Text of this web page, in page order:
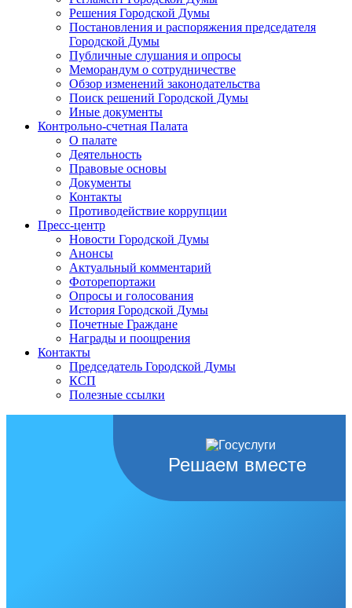
Решения Городской Думы
Постановления и распоряжения председателя
Городской Думы
Публичные слушания и опросы
Меморандум о сотрудничестве
Обзор изменений законодательства
Поиск решений Городской Думы
Иные документы
Контрольно-счетная Палата
О палате
Деятельность
Правовые основы
Документы
Контакты
Противодействие коррупции
Пресс-центр
Новости Городской Думы
Анонсы
Актуальный комментарий
Фоторепортажи
Опросы и голосования
История Городской Думы
Почетные Граждане
Награды и поощрения
Контакты
Председатель Городской Думы
КСП
Полезные ссылки
Решаем вместе